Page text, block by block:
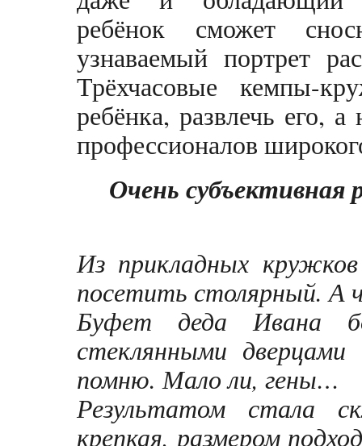
ребёнок сможет
узнаваемый портрет
Трёхчасовые кемпы-
ребёнка, развлечь его,
профессионалов
Очень
Из прикладных
посетить столярный. А
Буфет деда Ивана
стеклянными
помню. Мало ли, гены…
Результатом стала
крепкая, размером